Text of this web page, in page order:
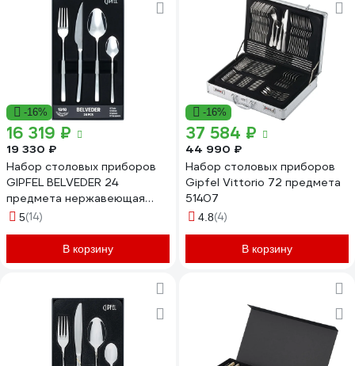
-16%
16 319 ₽
19 330 ₽
Набор столовых приборов
GIPFEL BELVEDER 24
предмета нержавеющая
сталь 18/10 50685
5(14)
В корзину
-16%
37 584 ₽
44 990 ₽
Набор столовых приборов
Gipfel Vittorio 72 предмета
51407
4.8(4)
В корзину